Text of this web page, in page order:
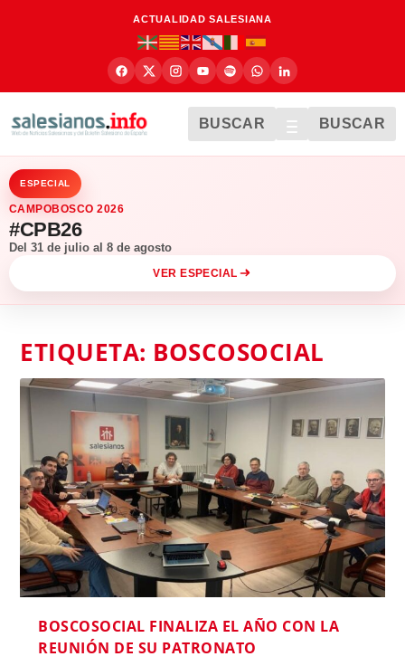
ACTUALIDAD SALESIANA
BUSCAR BUSCAR
ESPECIAL
CAMPOBOSCO 2026
#CPB26
Del 31 de julio al 8 de agosto
VER ESPECIAL
ETIQUETA: BOSCOSOCIAL
BOSCOSOCIAL FINALIZA EL AÑO CON LA
REUNIÓN DE SU PATRONATO